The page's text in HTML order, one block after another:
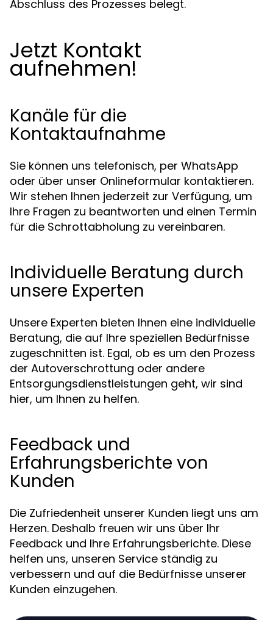
Abschluss des Prozesses belegt.
Jetzt Kontakt
aufnehmen!
Kanäle für die
Kontaktaufnahme
Sie können uns telefonisch, per WhatsApp
oder über unser Onlineformular kontaktieren.
Wir stehen Ihnen jederzeit zur Verfügung, um
Ihre Fragen zu beantworten und einen Termin
für die Schrottabholung zu vereinbaren.
Individuelle Beratung durch
unsere Experten
Unsere Experten bieten Ihnen eine individuelle
Beratung, die auf Ihre speziellen Bedürfnisse
zugeschnitten ist. Egal, ob es um den Prozess
der Autoverschrottung oder andere
Entsorgungsdienstleistungen geht, wir sind
hier, um Ihnen zu helfen.
Feedback und
Erfahrungsberichte von
Kunden
Die Zufriedenheit unserer Kunden liegt uns am
Herzen. Deshalb freuen wir uns über Ihr
Feedback und Ihre Erfahrungsberichte. Diese
helfen uns, unseren Service ständig zu
verbessern und auf die Bedürfnisse unserer
Kunden einzugehen.